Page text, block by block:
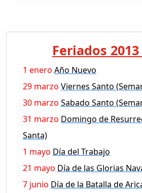
Feriados
1 enero Año Nuevo
29 marzo Viernes Santo
30 marzo Sabado Santo
31 marzo Domingo de
Santa)
1 mayo Día del Trabajo
21 mayo Día de las Glorias
7 junio Día de la Batalla de